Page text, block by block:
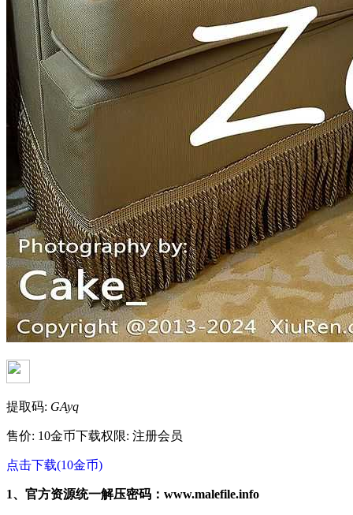
提取码: GAyq
售价: 10金币下载权限: 注册会员
点击下载(10金币)
1、官方资源统一解压密码：www.malefile.info